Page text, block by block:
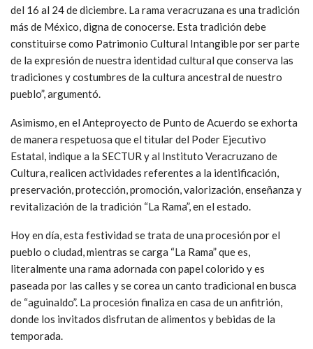
del 16 al 24 de diciembre. La rama veracruzana es una tradición
más de México, digna de conocerse. Esta tradición debe
constituirse como Patrimonio Cultural Intangible por ser parte
de la expresión de nuestra identidad cultural que conserva las
tradiciones y costumbres de la cultura ancestral de nuestro
pueblo”, argumentó.
Asimismo, en el Anteproyecto de Punto de Acuerdo se exhorta
de manera respetuosa que el titular del Poder Ejecutivo
Estatal, indique a la SECTUR y al Instituto Veracruzano de
Cultura, realicen actividades referentes a la identificación,
preservación, protección, promoción, valorización, enseñanza y
revitalización de la tradición “La Rama”, en el estado.
Hoy en día, esta festividad se trata de una procesión por el
pueblo o ciudad, mientras se carga “La Rama” que es,
literalmente una rama adornada con papel colorido y es
paseada por las calles y se corea un canto tradicional en busca
de “aguinaldo”. La procesión finaliza en casa de un anfitrión,
donde los invitados disfrutan de alimentos y bebidas de la
temporada.